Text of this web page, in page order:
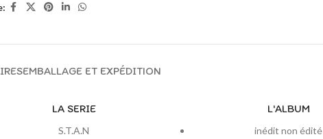
EMBALLAGE ET EXPÉDITION
LA SERIE
S.T.A.N
L'ALBUM
inédit non édité